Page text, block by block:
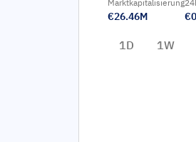
Marktkapitalisierung
€26.46M
1D 1W